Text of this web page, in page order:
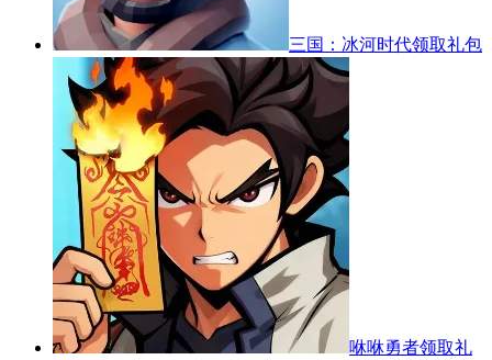
三国：冰河时代领取礼包
咻咻勇者领取礼